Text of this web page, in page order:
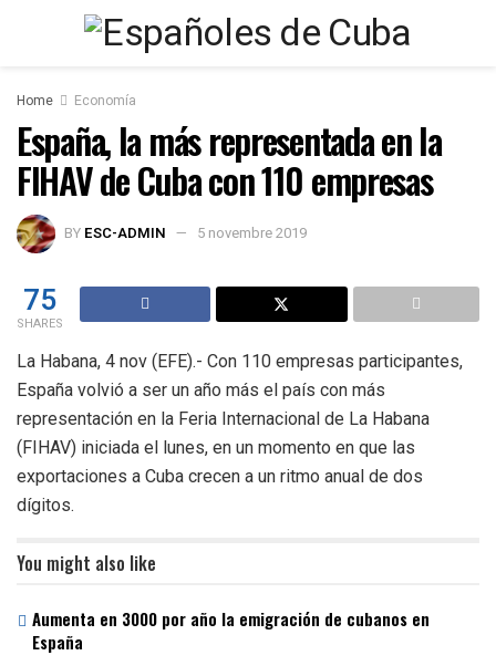
Home Economía
España, la más representada en la
FIHAV de Cuba con 110 empresas
BY ESC-ADMIN 5 novembre 2019
75
SHARES
La Habana, 4 nov (EFE).- Con 110 empresas participantes,
España volvió a ser un año más el país con más
representación en la Feria Internacional de La Habana
(FIHAV) iniciada el lunes, en un momento en que las
exportaciones a Cuba crecen a un ritmo anual de dos
dígitos.
You might also like
Aumenta en 3000 por año la emigración de cubanos en
España